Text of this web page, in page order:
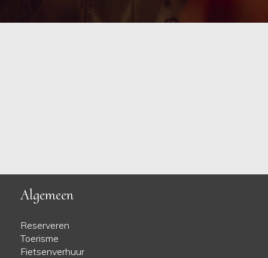
Algemeen
Reserveren
Toerisme
Fietsenverhuur